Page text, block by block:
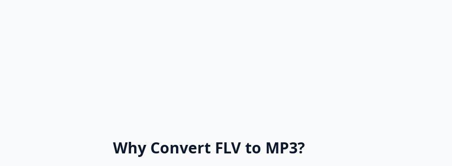
Why Convert FLV to MP3?